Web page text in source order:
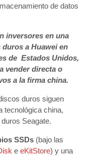
de datos
inversores en una
a Huawei en
de Estados Unidos,
vender directa o
a la firma china.
duros siguen
tecnológica china,
Seagate.
SSDs (bajo las
e eKitStore) y una